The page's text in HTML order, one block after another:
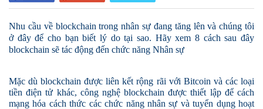
Nhu cầu về blockchain trong nhân sự đang tăng lên và chúng tôi
ở đây để cho bạn biết lý do tại sao. Hãy xem 8 cách sau đây
blockchain sẽ tác động đến chức năng Nhân sự
Mặc dù blockchain được liên kết rộng rãi với Bitcoin và các loại
tiền điện tử khác, công nghệ blockchain được thiết lập để cách
mạng hóa cách thức các chức năng nhân sự và tuyển dụng hoạt